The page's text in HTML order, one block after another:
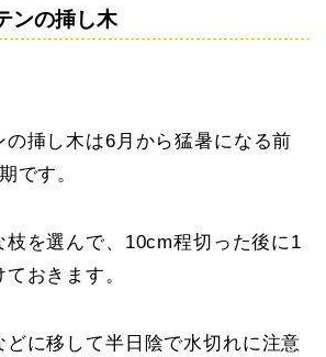
ンの挿し木
の挿し木は6月から猛暑になる前
です。
枝を選んで、10cm程切った後に1
おきます。
どに移して半日陰で水切れに注意